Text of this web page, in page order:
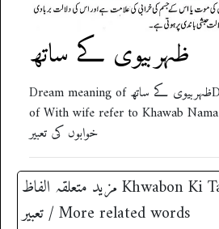
ظہربیوی کے ساتھ
Dream meaning of ظہربیوی کے ساتھDream interpretation
of With wife refer to Khawab Nama خواب dream Zahaar
خوابوں کی تعبیر
مزید متعلقہ الفاظ ‎Khwabon Ki Tabeer خوابوں کی
تعبیر / More related words